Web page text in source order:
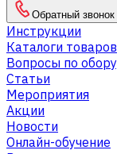
Обратный звонок
Инструкции
Каталоги товаров
Вопросы по
Статьи
Мероприятия
Акции
Новости
Онлайн-обучение